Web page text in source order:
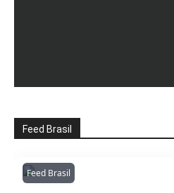
Feed Brasil
Feed BrasilAmazonianarede
1053